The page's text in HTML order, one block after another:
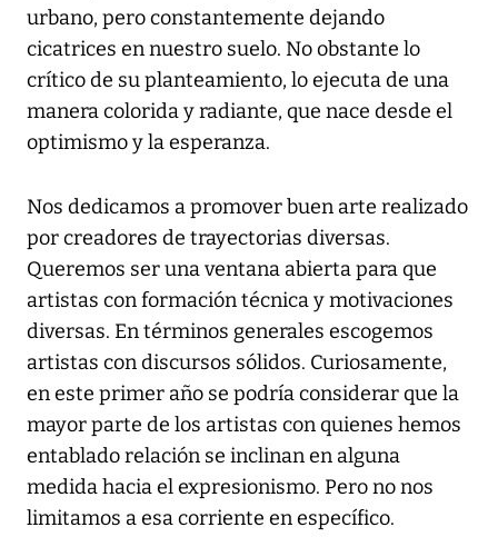
urbano, pero constantemente dejando
cicatrices en nuestro suelo. No obstante lo
crítico de su planteamiento, lo ejecuta de una
manera colorida y radiante, que nace desde el
optimismo y la esperanza.
Nos dedicamos a promover buen arte realizado
por creadores de trayectorias diversas.
Queremos ser una ventana abierta para que
artistas con formación técnica y motivaciones
diversas. En términos generales escogemos
artistas con discursos sólidos. Curiosamente,
en este primer año se podría considerar que la
mayor parte de los artistas con quienes hemos
entablado relación se inclinan en alguna
medida hacia el expresionismo. Pero no nos
limitamos a esa corriente en específico.